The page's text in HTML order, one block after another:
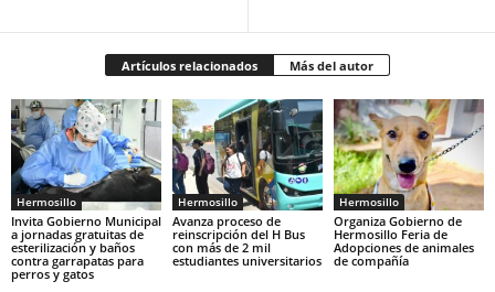
Artículos relacionados Más del autor
Hermosillo
Invita Gobierno Municipal
a jornadas gratuitas de
esterilización y baños
contra garrapatas para
perros y gatos
Hermosillo
Avanza proceso de
reinscripción del H Bus
con más de 2 mil
estudiantes universitarios
Hermosillo
Organiza Gobierno de
Hermosillo Feria de
Adopciones de animales
de compañía